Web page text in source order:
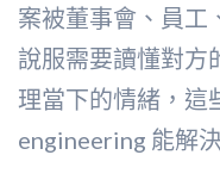
案被董事會、員工
說服需要讀懂對方
理當下的情緒，這
engineering 能解